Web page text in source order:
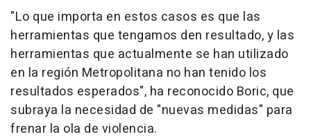
"Lo que importa en estos casos es que las
herramientas que tengamos den resultado, y las
herramientas que actualmente se han utilizado
en la región Metropolitana no han tenido los
resultados esperados", ha reconocido Boric, que
subraya la necesidad de "nuevas medidas" para
frenar la ola de violencia.